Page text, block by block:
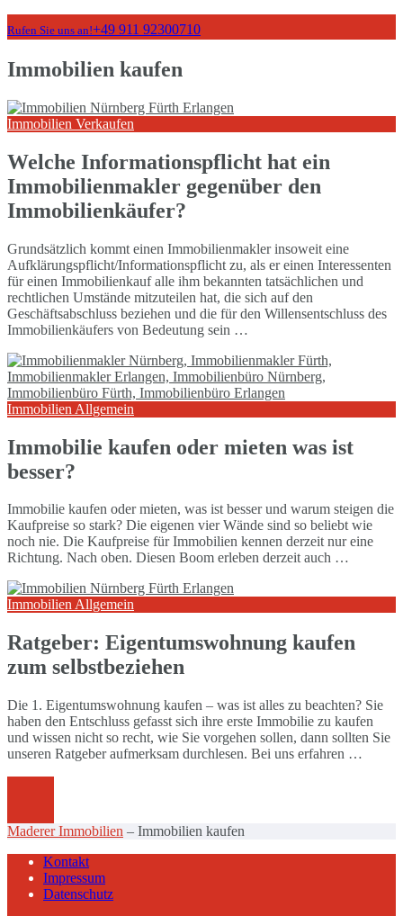
Rufen Sie uns an!+49 911 92300710
Immobilien kaufen
Immobilien Verkaufen
Welche Informationspflicht hat ein
Immobilienmakler gegenüber den
Immobilienkäufer?
Grundsätzlich kommt einen Immobilienmakler insoweit eine
Aufklärungspflicht/Informationspflicht zu, als er einen Interessenten
für einen Immobilienkauf alle ihm bekannten tatsächlichen und
rechtlichen Umstände mitzuteilen hat, die sich auf den
Geschäftsabschluss beziehen und die für den Willensentschluss des
Immobilienkäufers von Bedeutung sein …
Immobilien Allgemein
Immobilie kaufen oder mieten was ist
besser?
Immobilie kaufen oder mieten, was ist besser und warum steigen die
Kaufpreise so stark? Die eigenen vier Wände sind so beliebt wie
noch nie. Die Kaufpreise für Immobilien kennen derzeit nur eine
Richtung. Nach oben. Diesen Boom erleben derzeit auch …
Immobilien Allgemein
Ratgeber: Eigentumswohnung kaufen
zum selbstbeziehen
Die 1. Eigentumswohnung kaufen – was ist alles zu beachten? Sie
haben den Entschluss gefasst sich ihre erste Immobilie zu kaufen
und wissen nicht so recht, wie Sie vorgehen sollen, dann sollten Sie
unseren Ratgeber aufmerksam durchlesen. Bei uns erfahren …
Maderer Immobilien – Immobilien kaufen
Kontakt
Impressum
Datenschutz